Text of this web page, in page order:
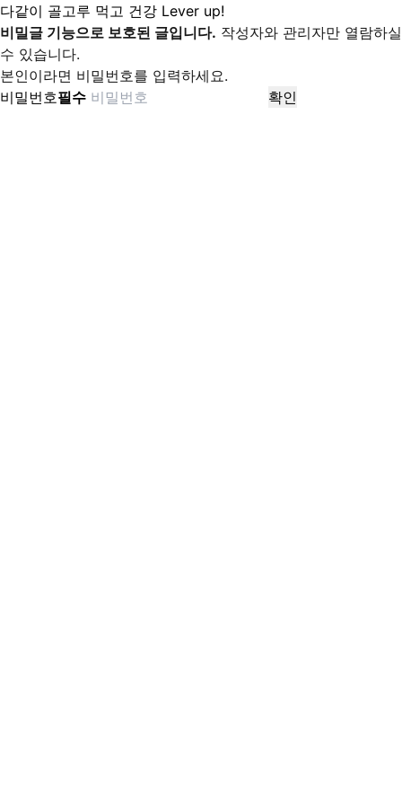
다같이 골고루 먹고 건강 Lever up!
비밀글 기능으로 보호된 글입니다. 작성자와 관리자만 열람하실
수 있습니다.
본인이라면 비밀번호를 입력하세요.
비밀번호필수